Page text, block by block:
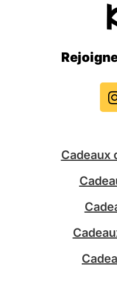
Cadeaux